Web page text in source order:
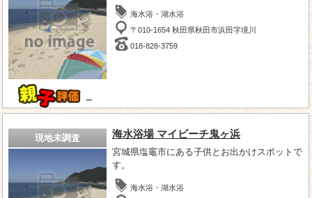
－
海水浴・湖水浴
〒010-1654 秋田県秋田市浜田字境川
018-828-3759
現地未調査 海水浴場 マイビーチ鬼ヶ浜
宮城県塩竈市にある子供とお出かけスポットで
す。
海水浴・湖水浴